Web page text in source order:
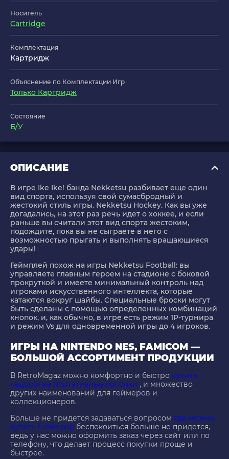
Носитель
Cartridge
Комплектация
Картридж
Объяснение по Комплектации Игр
Только Картридж
Состояние
Б/У
ОПИСАНИЕ
В игре Ike Ike! банда Nekketsu разбивает еще один
вид спорта, используя свой сумасбродный и
жестокий стиль игры. Nekketsu Hockey. Как вы уже
догадались, на этот раз речь идет о хоккее, и если
раньше вы считали этот вид спорта жестоким,
подождите, пока вы не сыграете в него с
возможностью прыгать и выполнять вращающиеся
удары!
Геймплей похож на игры Nekketsu Football: вы
управляете главным героем на стадионе с боковой
прокруткой и имеете минимальный контроль над
игроками искусственного интеллекта, которые
катаются вокруг шайбы. Специальные броски могут
быть сделаны с помощью определенных комбинаций
кнопок, и, как обычно, в игре есть режим 1P-турнира
и режим Vs для одновременной игры до 4 игроков.
ИГРЫ НА NINTENDO NES, FAMICOM —
БОЛЬШОЙ АССОРТИМЕНТ ПРОДУКЦИИ
В RetroMagaz можно комфортно и быстро купить
недорогие портативные колонки , и множество
других наименований для геймеров и
коллекционеров.
Больше не придется задаваться вопросом где можно
купить funko pop беспокоиться больше не придется,
ведь у нас можно оформить заказ через сайт или по
телефону, что делает процесс покупки проще и
быстрее.